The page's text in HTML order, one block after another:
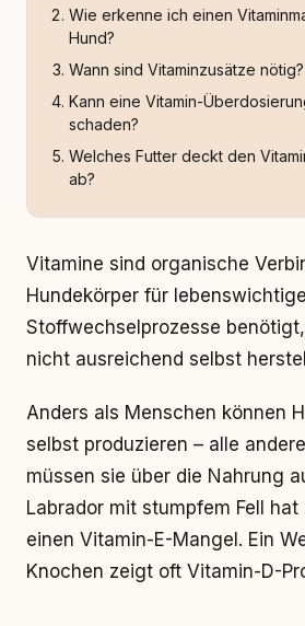
Wie erkenne ich einen
Hund?
Wann sind Vitaminzusätze nötig?
Kann eine Vitamin-
schaden?
Welches Futter deckt den
ab?
Vitamine sind organische
Hundekörper für lebenswichtige
Stoffwechselprozesse
nicht ausreichend selbst
Anders als Menschen können
selbst produzieren – alle
müssen sie über die Nahrung
Labrador mit stumpfem Fell
einen Vitamin-E-Mangel. Ein
Knochen zeigt oft Vitamin-D-